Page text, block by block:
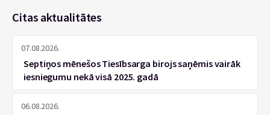
Citas aktualitātes
07.08.2026.
Septiņos mēnešos Tiesībsarga birojs saņēmis vairāk
iesniegumu nekā visā 2025. gadā
06.08.2026.